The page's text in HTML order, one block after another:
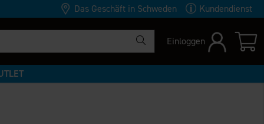
Das Geschäft in Schweden Kundendienst
Einloggen